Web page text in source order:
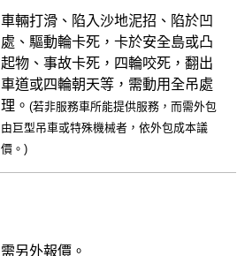
車輛打滑、陷入沙地泥招、陷於凹
處、驅動輪卡死，卡於安全島或凸
起物、事故卡死，四輪咬死，翻出
車道或四輪朝天等，需動用全吊處
理。(若非服務車所能提供服務，而需外包
由巨型吊車或特殊機械者，依外包成本議
價。)
需另外報價。